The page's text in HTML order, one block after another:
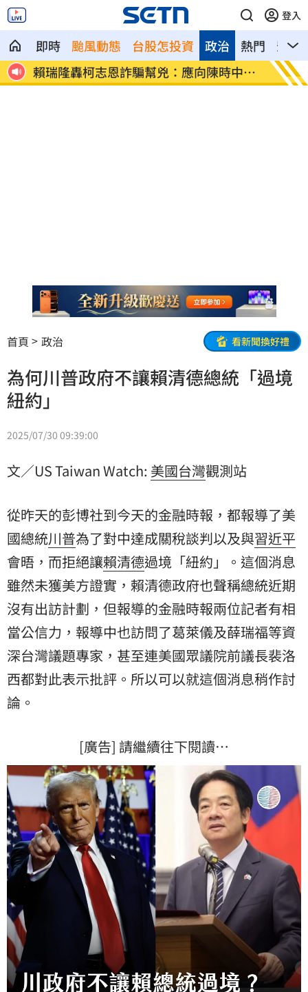
登入
即時 颱風動態 台股怎投資 熱門 影音
政治
台
賴瑞隆轟柯志恩詐騙幫兇：應向陳時中道
歉
周杰
他
首頁 政治 看新聞換好禮
為何川普政府不讓賴清德總統「過境
紐約」
2025/07/30 09:39:00
文／US Taiwan Watch: 美國台灣觀測站​
從昨天的彭博社到今天的金融時報，都報導了美
國總統川普為了對中達成關稅談判以及與習近平
會晤，而拒絕讓賴清德過境「紐約」。這個消息
雖然未獲美方證實，賴清德政府也聲稱總統近期
沒有出訪計劃，但報導的金融時報兩位記者有相
當公信力，報導中也訪問了葛萊儀及薛瑞福等資
深台灣議題專家，甚至連美國眾議院前議長裴洛
西都對此表示批評。所以可以就這個消息稍作討
論。
[廣告] 請繼續往下閱讀…